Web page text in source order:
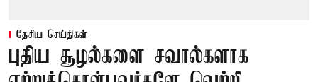
தேசிய செய்திகள்
புதிய சூழல்களை சவால்களாக